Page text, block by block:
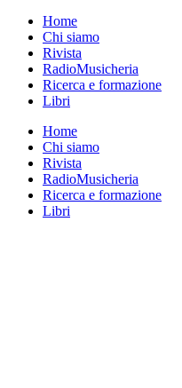
Home
Chi siamo
Rivista
RadioMusicheria
Ricerca e formazione
Libri
Home
Chi siamo
Rivista
RadioMusicheria
Ricerca e formazione
Libri